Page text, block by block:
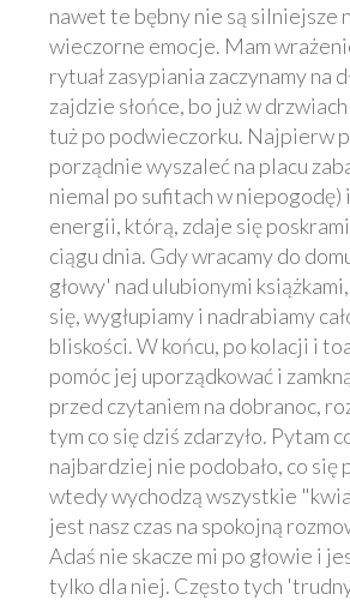
nawet te bębny nie są silniejsze
wieczorne emocje. Mam
rytuał zasypiania zaczynamy na
zajdzie słońce, bo już w
tuż po podwieczorku. Najpierw
porządnie wyszaleć na placu
niemal po sufitach w niepogodę)
energii, którą, zdaje się
ciągu dnia. Gdy wracamy do
głowy' nad ulubionymi
się, wygłupiamy i nadrabiamy
bliskości. W końcu, po kolacji i
pomóc jej uporządkować i
przed czytaniem na dobranoc,
tym co się dziś zdarzyło. Pytam
najbardziej nie podobało, co się
wtedy wychodzą wszystkie
jest nasz czas na spokojną
Adaś nie skacze mi po głowie i
tylko dla niej. Często tych